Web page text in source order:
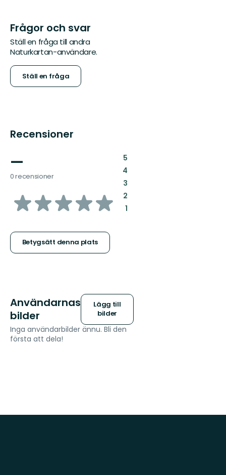
Frågor och svar
Ställ en fråga till andra
Naturkartan-användare.
Ställ en fråga
Recensioner
—
0 recensioner
av
stjärnor
Betygsätt denna plats
5:
4:
3:
2:
1:
Användarnas
bilder
Lägg till
bilder
Inga användarbilder ännu. Bli den
första att dela!